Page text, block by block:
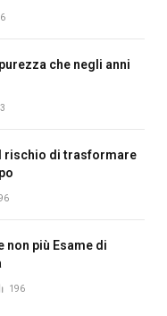
che negli anni
rischio di trasformare
non più Esame di
196